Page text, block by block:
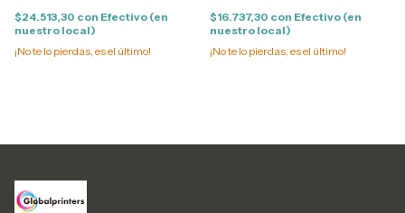
$24.513,30 con Efectivo (en
nuestro local)
¡No te lo pierdas, es el último!
$16.737,30 con Efectivo (en
nuestro local)
¡No te lo pierdas, es el último!